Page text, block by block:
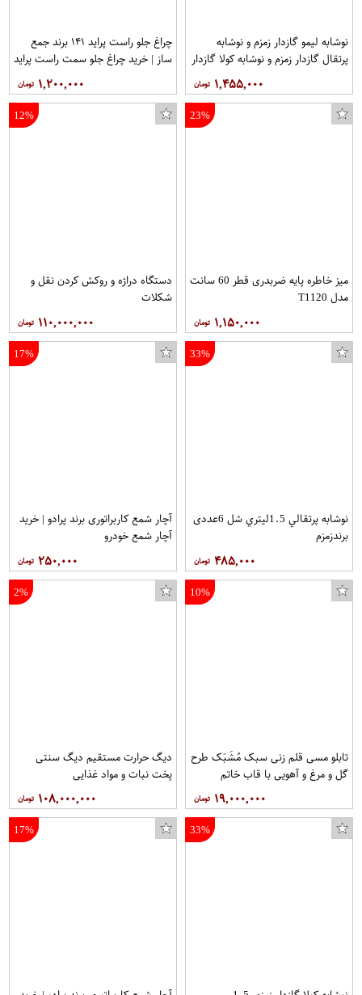
نوشابه لیمو گازدار زمزم و نوشابه
پرتقال گازدار زمزم و نوشابه کولا گازدار
زمزم - 1.5 لیتر 3شل 6 عددی.جمعا
18عدد
۱,۴۵۵,۰۰۰
چراغ جلو راست پراید ۱۴۱ برند جمع
ساز | خرید چراغ جلو سمت راست پراید
۱,۲۰۰,۰۰۰
23%
میز خاطره پایه ضربدری قطر 60 سانت
مدل T1120
۱,۱۵۰,۰۰۰
12%
دستگاه دراژه و روکش کردن نقل و
شکلات
۱۱۰,۰۰۰,۰۰۰
33%
نوشابه پرتقالي 1.5ليتري شل 6عددی
برندزمزم
۴۸۵,۰۰۰
17%
آچار شمع کاربراتوری برند پرادو | خرید
آچار شمع خودرو
۲۵۰,۰۰۰
10%
تابلو مسی قلم زنی سبک مُشَبَک طرح
گل و مرغ و آهویی با قاب خاتم
صلیبی مخصوص موزه و دکوراسیون در
ابعاد 40*80 کد 9 برند قلمستان
فروشگاه قلمستان
۱۹,۰۰۰,۰۰۰
2%
دیگ حرارت مستقیم دیگ سنتی
پخت نبات و مواد غذایی
۱۰۸,۰۰۰,۰۰۰
33%
17%